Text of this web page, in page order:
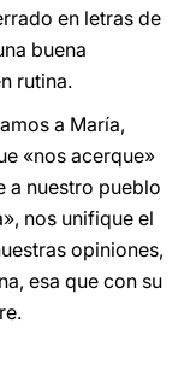
en letras de
buena
rutina.
a María,
«nos acerque»
a nuestro pueblo
nos unifique el
opiniones,
esa que con su